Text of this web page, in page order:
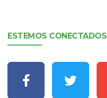
ESTEMOS CONECTADOS